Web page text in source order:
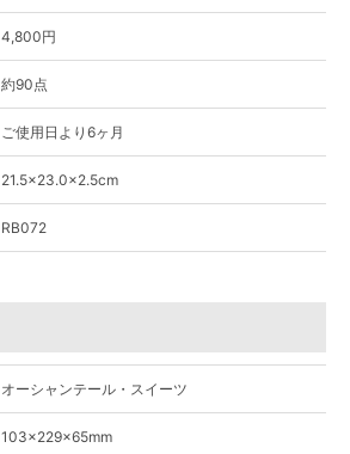
4,800円
約90点
ご使用日より6ヶ月
21.5×23.0×2.5cm
RB072
オーシャンテール・スイーツ
103×229×65mm